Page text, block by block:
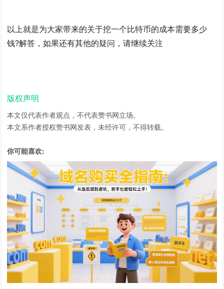
以上就是为大家带来的关于挖一个比特币的成本需要多少
钱?解答，如果还有其他的疑问，请继续关注
版权声明
本文仅代表作者观点，不代表赞书网立场。
本文系作者授权赞书网发表，未经许可，不得转载。
你可能喜欢: